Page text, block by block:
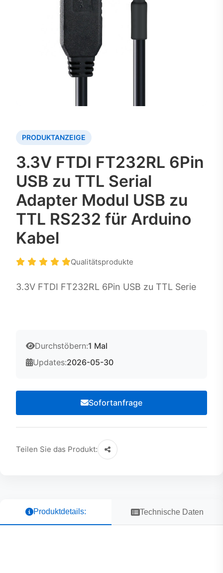
PRODUKTANZEIGE
3.3V FTDI FT232RL 6Pin
USB zu TTL Serial
Adapter Modul USB zu
TTL RS232 für Arduino
Kabel
Qualitätsprodukte
3.3V FTDI FT232RL 6Pin USB zu TTL Serie
Durchstöbern:1 Mal
Updates:2026-05-30
Sofortanfrage
Teilen Sie das Produkt:
Produktdetails: Technische Daten